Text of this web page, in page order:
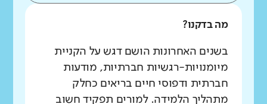
מה בדקנו?
בשנים האחרונות הושם דגש על הקניית
מיומנויות-רגשיות חברתיות, מודעות
חברתית ודפוסי חיים בריאים כחלק
מתהליך הלמידה. למורים תפקיד חשוב